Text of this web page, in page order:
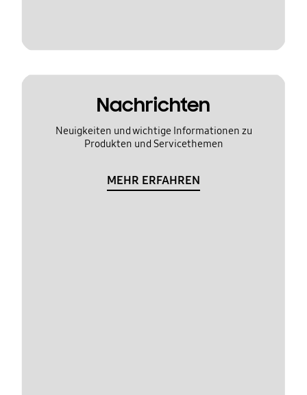
Nachrichten
Neuigkeiten und wichtige Informationen zu
Produkten und Servicethemen
MEHR ERFAHREN